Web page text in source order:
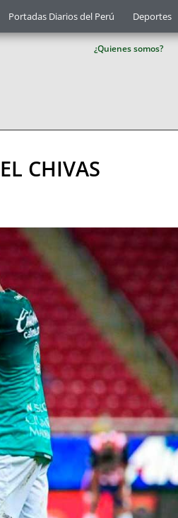
Portadas Diarios del Perú Deportes
¿Quienes somos?
CHIVAS